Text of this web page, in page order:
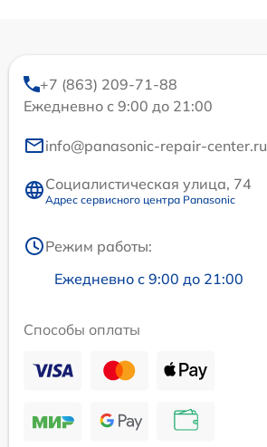
+7 (863) 209-71-88
Ежедневно с 9:00 до 21:00
info@panasonic-repair-center.ru
Социалистическая улица, 74
Адрес сервисного центра Panasonic
Режим работы:
Ежедневно с 9:00 до 21:00
Способы оплаты